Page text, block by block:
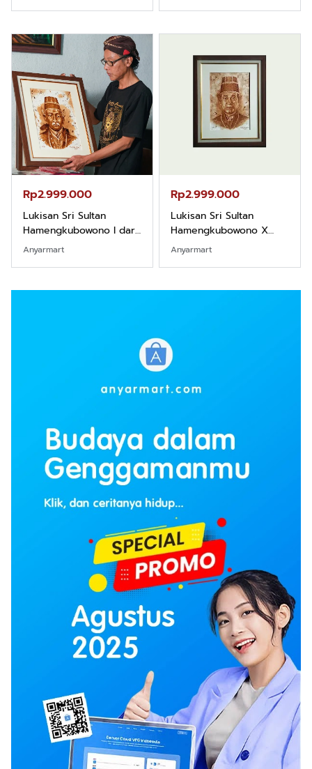
Rp2.999.000
Lukisan Sri Sultan
Hamengkubowono I dari
Kopi Karya Rudi Winarso
Anyarmart
Rp2.999.000
Lukisan Sri Sultan
Hamengkubowono X
dari Kopi Karya Rudi
Winarso
Anyarmart